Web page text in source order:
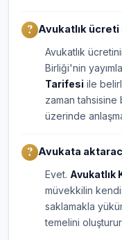
Avukatlık ücreti
Avukatlık
Birliği'nin
Tarifesi ile
zaman tahsisine
üzerinde
Avukata
Evet. Avukatlık
müvekkilin
saklamakla
temelini